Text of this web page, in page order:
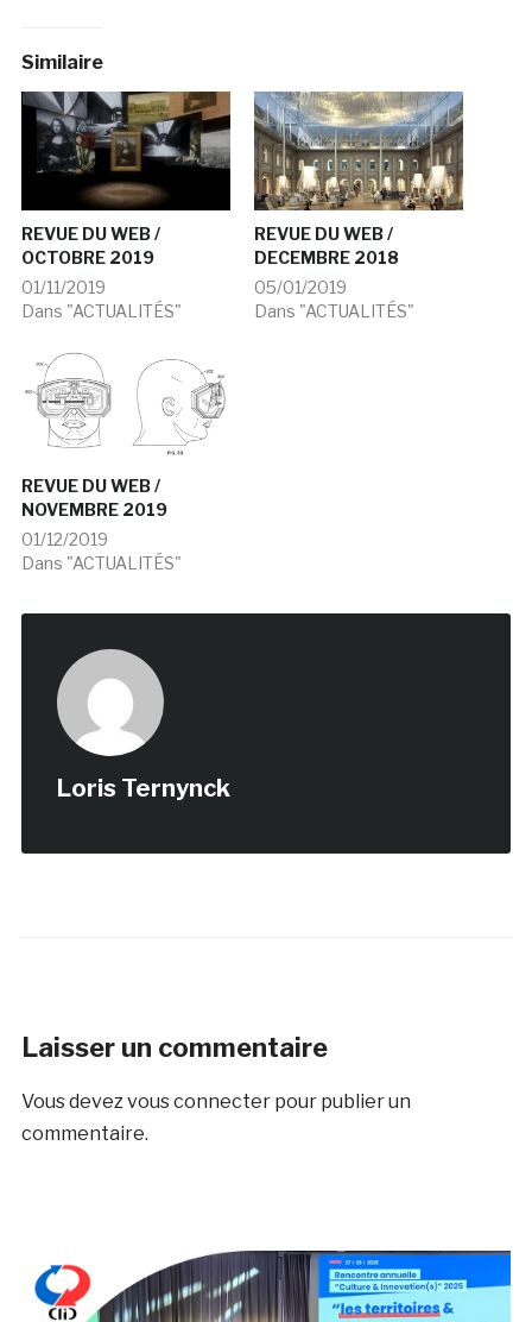
Similaire
REVUE DU WEB /
OCTOBRE 2019
01/11/2019
Dans "ACTUALITÉS"
REVUE DU WEB /
DECEMBRE 2018
05/01/2019
Dans "ACTUALITÉS"
REVUE DU WEB /
NOVEMBRE 2019
01/12/2019
Dans "ACTUALITÉS"
Loris Ternynck
Laisser un commentaire
Vous devezvous connecterpour publier un
commentaire.